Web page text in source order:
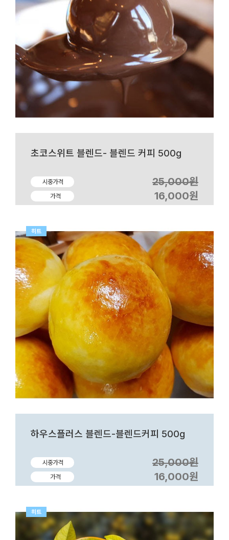
초코스위트 블렌드- 블렌드 커피 500g
시중가격 25,000원
가격 16,000원
하우스플러스 블렌드-블렌드커피 500g
시중가격 25,000원
가격 16,000원
히트
히트